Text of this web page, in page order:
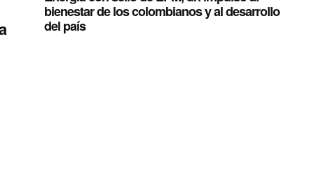
bienestar de los colombianos y al desarrollo
del país